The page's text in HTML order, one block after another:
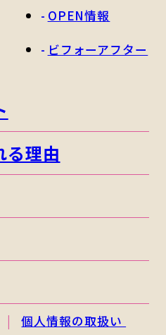
OPEN情報
ビフォーアフター
る理由
個人情報の取扱い